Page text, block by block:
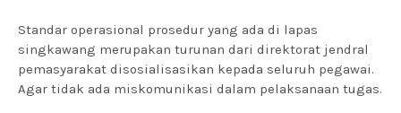
Standar operasional prosedur yang ada di lapas
singkawang merupakan turunan dari direktorat jendral
pemasyarakat disosialisasikan kepada seluruh pegawai.
Agar tidak ada miskomunikasi dalam pelaksanaan tugas.